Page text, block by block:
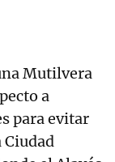
Mutilvera
a
para evitar
Ciudad